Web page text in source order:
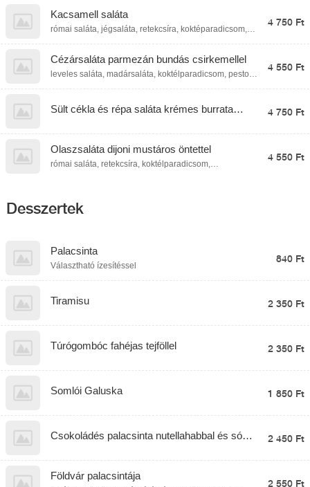
Kacsamell saláta
római saláta, jégsaláta, retekcsíra, koktéparadicsom,
4 750 Ft
Cézársaláta parmezán bundás csirkemellel
leveles saláta, madársaláta, koktélparadicsom, pestos
csirkemell
4 550 Ft
Sült cékla és répa saláta krémes burrata
4 750 Ft
Olaszsaláta dijoni mustáros öntettel
római saláta, retekcsíra, koktélparadicsom,
4 550 Ft
Desszertek
Palacsinta
Választható ízesítéssel
840 Ft
Tiramisu 2 350 Ft
Túrógombóc fahéjas tejföllel 2 350 Ft
Somlói Galuska 1 850 Ft
Csokoládés palacsinta nutellahabbal és sós
2 450 Ft
Földvár palacsintája
2 550 Ft